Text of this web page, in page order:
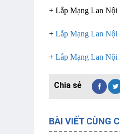
+ Lắp Mạng Lan
+ Lắp Mạng Lan
+ Lắp Mạng Lan Nội
BÀI VIẾT CÙNG